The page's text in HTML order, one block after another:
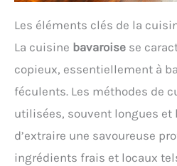
Les éléments clés de la
La cuisine bavaroise se
copieux, essentiellement à
féculents. Les méthodes de
utilisées, souvent longues
d’extraire une savoureuse
ingrédients frais et locaux